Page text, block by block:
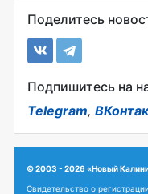
Поделитесь
Подпишитесь на
Telegram,
© 2003 - 2026 «Новый
Свидетельство о